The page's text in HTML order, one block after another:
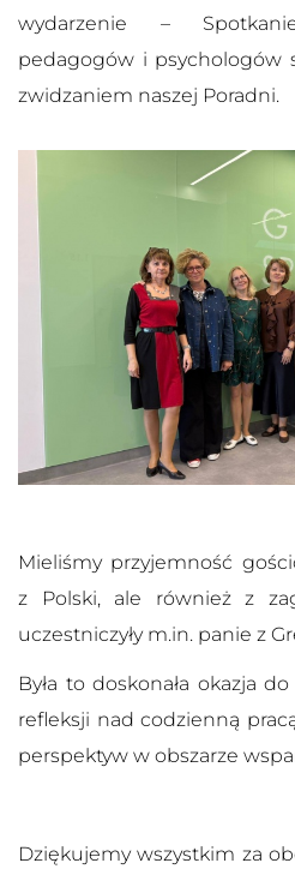
wydarzenie –
pedagogów i psychologów
zwidzaniem naszej Poradni.
Mieliśmy przyjemność
z Polski, ale również z
uczestniczyły m.in. panie z
Była to doskonała okazja
refleksji nad codzienną
perspektyw w obszarze
Dziękujemy wszystkim za